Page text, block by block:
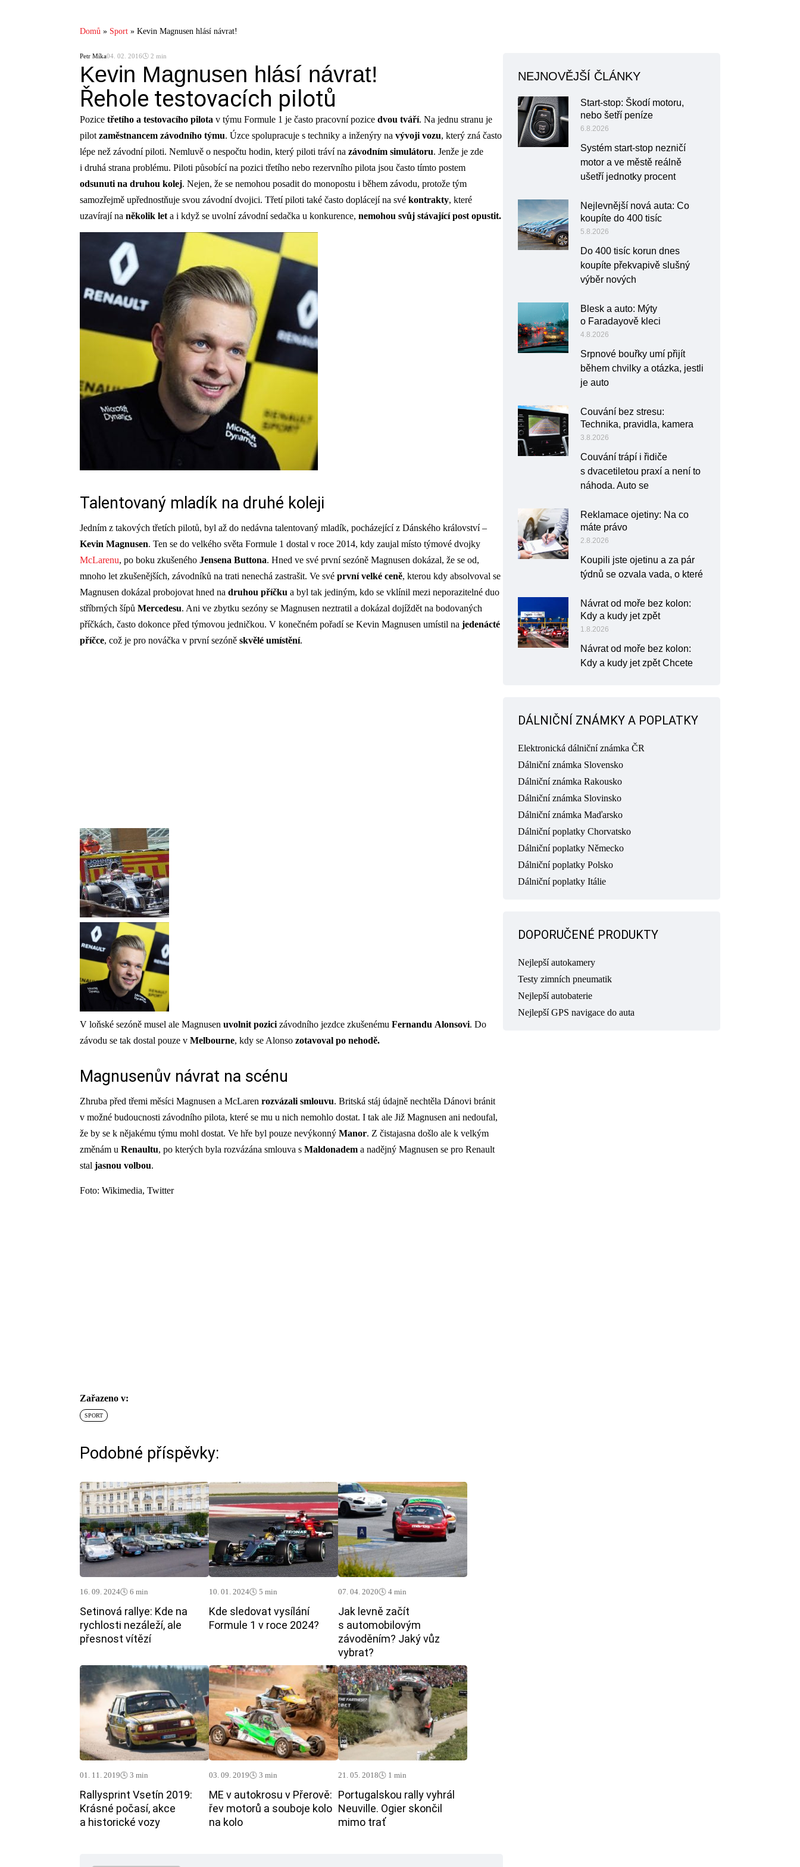
Domů » Sport » Kevin Magnusen hlásí návrat!
Petr Míka04. 02. 2016🕓 2 min
Kevin Magnusen hlásí návrat!
Řehole testovacích pilotů
Pozice třetího a testovacího pilota v týmu Formule 1 je často pracovní pozice dvou tváří. Na jednu stranu je
pilot zaměstnancem závodního týmu. Úzce spolupracuje s techniky a inženýry na vývoji vozu, který zná často
lépe než závodní piloti. Nemluvě o nespočtu hodin, který piloti tráví na závodním simulátoru. Jenže je zde
i druhá strana problému. Piloti působící na pozici třetího nebo rezervního pilota jsou často tímto postem
odsunuti na druhou kolej. Nejen, že se nemohou posadit do monopostu i během závodu, protože tým
samozřejmě upřednostňuje svou závodní dvojici. Třetí piloti také často doplácejí na své kontrakty, které
uzavírají na několik let a i když se uvolní závodní sedačka u konkurence, nemohou svůj stávající post opustit.
Talentovaný mladík na druhé koleji
Jedním z takových třetích pilotů, byl až do nedávna talentovaný mladík, pocházející z Dánského království –
Kevin Magnusen. Ten se do velkého světa Formule 1 dostal v roce 2014, kdy zaujal místo týmové dvojky
McLarenu, po boku zkušeného Jensena Buttona. Hned ve své první sezóně Magnusen dokázal, že se od,
mnoho let zkušenějších, závodníků na trati nenechá zastrašit. Ve své první velké ceně, kterou kdy absolvoval se
Magnusen dokázal probojovat hned na druhou příčku a byl tak jediným, kdo se vklínil mezi neporazitelné duo
stříbrných šípů Mercedesu. Ani ve zbytku sezóny se Magnusen neztratil a dokázal dojíždět na bodovaných
příčkách, často dokonce před týmovou jedničkou. V konečném pořadí se Kevin Magnusen umístil na jedenácté
příčce, což je pro nováčka v první sezóně skvělé umístění.
V loňské sezóně musel ale Magnusen uvolnit pozici závodního jezdce zkušenému Fernandu Alonsovi. Do
závodu se tak dostal pouze v Melbourne, kdy se Alonso zotavoval po nehodě.
Magnusenův návrat na scénu
Zhruba před třemi měsíci Magnusen a McLaren rozvázali smlouvu. Britská stáj údajně nechtěla Dánovi bránit
v možné budoucnosti závodního pilota, které se mu u nich nemohlo dostat. I tak ale Již Magnusen ani nedoufal,
že by se k nějakému týmu mohl dostat. Ve hře byl pouze nevýkonný Manor. Z čistajasna došlo ale k velkým
změnám u Renaultu, po kterých byla rozvázána smlouva s Maldonadem a nadějný Magnusen se pro Renault
stal jasnou volbou.
Foto: Wikimedia, Twitter
Zařazeno v:
SPORT
Podobné příspěvky:
16. 09. 2024🕓 6 min
Setinová rallye: Kde na
rychlosti nezáleží, ale
přesnost vítězí
10. 01. 2024🕓 5 min
Kde sledovat vysílání
Formule 1 v roce 2024?
07. 04. 2020🕓 4 min
Jak levně začít
s automobilovým
závoděním? Jaký vůz
vybrat?
01. 11. 2019🕓 3 min
Rallysprint Vsetín 2019:
Krásné počasí, akce
a historické vozy
03. 09. 2019🕓 3 min
ME v autokrosu v Přerově:
řev motorů a souboje kolo
na kolo
21. 05. 2018🕓 1 min
Portugalskou rally vyhrál
Neuville. Ogier skončil
mimo trať
NEJNOVĚJŠÍ ČLÁNKY
Start-stop: Škodí motoru,
nebo šetří peníze
6.8.2026
Systém start-stop nezničí
motor a ve městě reálně
ušetří jednotky procent
Nejlevnější nová auta: Co
koupíte do 400 tisíc
5.8.2026
Do 400 tisíc korun dnes
koupíte překvapivě slušný
výběr nových
Blesk a auto: Mýty
o Faradayově kleci
4.8.2026
Srpnové bouřky umí přijít
během chvilky a otázka, jestli
je auto
Couvání bez stresu:
Technika, pravidla, kamera
3.8.2026
Couvání trápí i řidiče
s dvacetiletou praxí a není to
náhoda. Auto se
Reklamace ojetiny: Na co
máte právo
2.8.2026
Koupili jste ojetinu a za pár
týdnů se ozvala vada, o které
Návrat od moře bez kolon:
Kdy a kudy jet zpět
1.8.2026
Návrat od moře bez kolon:
Kdy a kudy jet zpět Chcete
DÁLNIČNÍ ZNÁMKY A POPLATKY
Elektronická dálniční známka ČR
Dálniční známka Slovensko
Dálniční známka Rakousko
Dálniční známka Slovinsko
Dálniční známka Maďarsko
Dálniční poplatky Chorvatsko
Dálniční poplatky Německo
Dálniční poplatky Polsko
Dálniční poplatky Itálie
DOPORUČENÉ PRODUKTY
Nejlepší autokamery
Testy zimních pneumatik
Nejlepší autobaterie
Nejlepší GPS navigace do auta